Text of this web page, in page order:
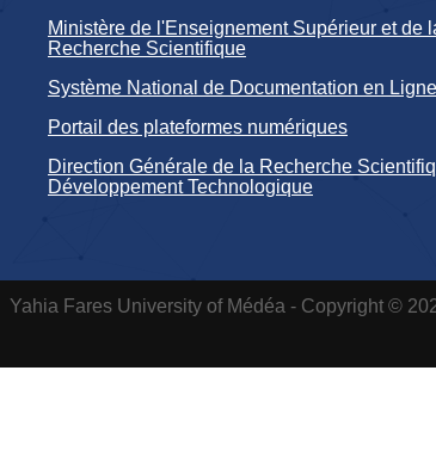
Ministère de l'Enseignement Supérieur et de
Recherche Scientifique
Système National de Documentation en
Portail des plateformes numériques
Direction Générale de la Recherche
Développement Technologique
Yahia Fares University of Médéa - Copyright ©